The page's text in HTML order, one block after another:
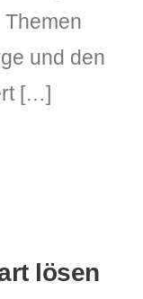
und den
[…]
lösen